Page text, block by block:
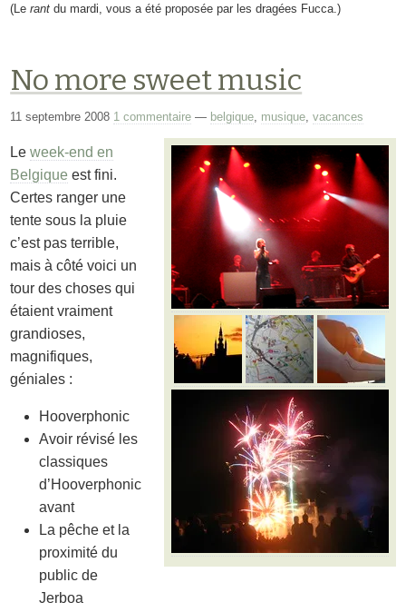
(Lerant du mardi, vous a été proposée par les dragées Fucca.)
No more sweet music
11 septembre 2008 1 commentaire — belgique, musique,vacances
Leweek-end en
Belgique est fini.
Certes ranger une
tente sous la pluie
c’est pas terrible,
mais à côté voici un
tour des choses qui
étaient vraiment
grandioses,
magnifiques,
géniales :
Hooverphonic
Avoir révisé les
classiques
d’Hooverphonic
avant
La pêche et la
proximité du
public de
Jerboa